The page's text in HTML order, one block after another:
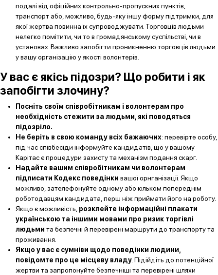
подалі від офіційних контрольно-пропускних пунктів,
транспорт або, можливо, будь-яку іншу форму підтримки, для
якої жертва повинна їх супроводжувати. Торговців людьми
нелегко помітити, чи то в громадянському суспільстві, чи в
установах. Важливо запобігти проникненню торговців людьми
у вашу організацію у якості волонтерів.
У вас є якісь підозри? Що робити і як
запобігти злочину?
Посніть своїм співробітникам і волонтерам про
необхідність стежити за людьми, які поводяться
підозріло.
Не беріть в свою команду всіх бажаючих: перевірте особу,
під час співбесіди інформуйте кандидатів, що у вашому
Карітас є процедури захисту та механізм подання скарг.
Надайте вашим співробітникам чи волонтерам
підписати Кодекс поведінки вашої орнганізації. Якщо
можливо, зателефонуйте одному або кільком попереднім
роботодавцям кандидата, перш ніж приймати його на роботу.
Якщо є можливість, розклейте інформаційні плакати
українською та іншими мовами про ризик торгівлі
людьми та безпечні й перевірені маршрути до транспорту та
проживання.
Якщо у вас є сумніви щодо поведінки людини,
повідомте про це місцеву владу . Підійдіть до потенційної
жертви та запропонуйте безпечніші та перевірені шляхи